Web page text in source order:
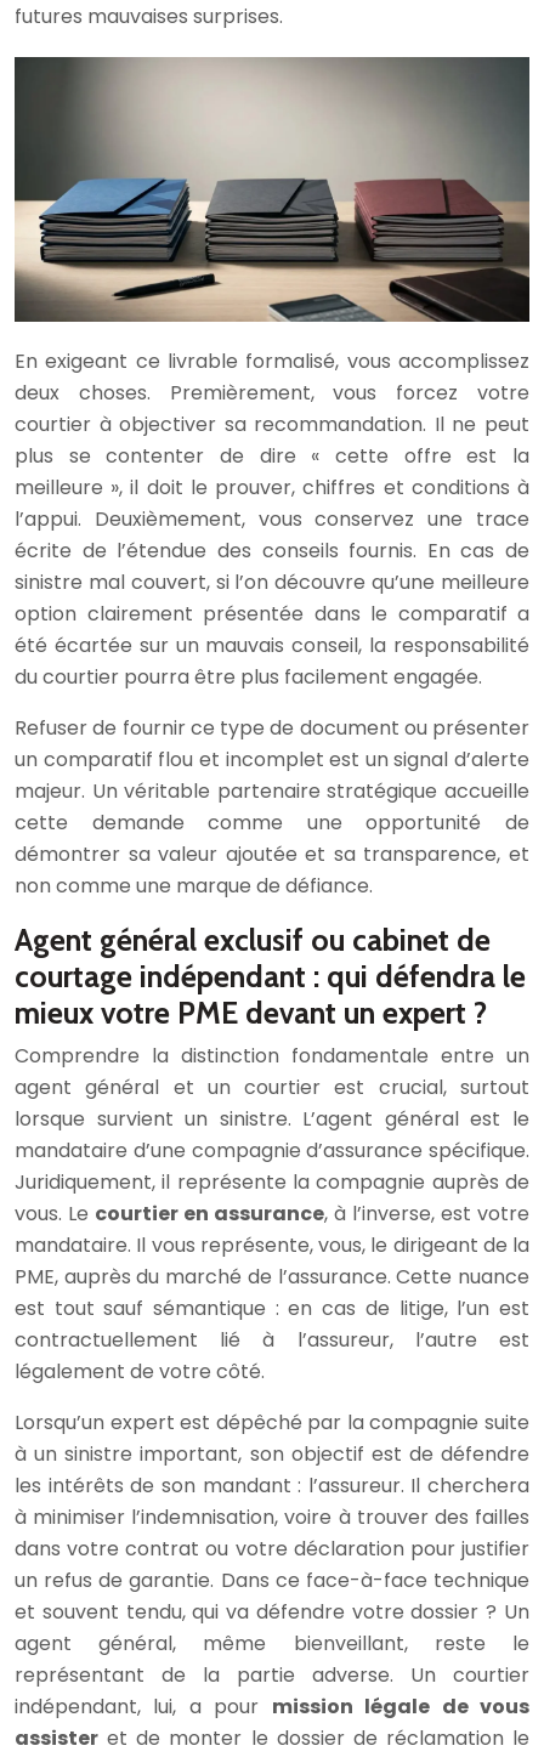
futures mauvaises surprises.
En exigeant ce livrable formalisé, vous accomplissez
deux choses. Premièrement, vous forcez votre
courtier à objectiver sa recommandation. Il ne peut
plus se contenter de dire « cette offre est la
meilleure », il doit le prouver, chiffres et conditions à
l’appui. Deuxièmement, vous conservez une trace
écrite de l’étendue des conseils fournis. En cas de
sinistre mal couvert, si l’on découvre qu’une meilleure
option clairement présentée dans le comparatif a
été écartée sur un mauvais conseil, la responsabilité
du courtier pourra être plus facilement engagée.
Refuser de fournir ce type de document ou présenter
un comparatif flou et incomplet est un signal d’alerte
majeur. Un véritable partenaire stratégique accueille
cette demande comme une opportunité de
démontrer sa valeur ajoutée et sa transparence, et
non comme une marque de défiance.
Agent général exclusif ou cabinet de
courtage indépendant : qui défendra le
mieux votre PME devant un expert ?
Comprendre la distinction fondamentale entre un
agent général et un courtier est crucial, surtout
lorsque survient un sinistre. L’agent général est le
mandataire d’une compagnie d’assurance spécifique.
Juridiquement, il représente la compagnie auprès de
vous. Le courtier en assurance, à l’inverse, est votre
mandataire. Il vous représente, vous, le dirigeant de la
PME, auprès du marché de l’assurance. Cette nuance
est tout sauf sémantique : en cas de litige, l’un est
contractuellement lié à l’assureur, l’autre est
légalement de votre côté.
Lorsqu’un expert est dépêché par la compagnie suite
à un sinistre important, son objectif est de défendre
les intérêts de son mandant : l’assureur. Il cherchera
à minimiser l’indemnisation, voire à trouver des failles
dans votre contrat ou votre déclaration pour justifier
un refus de garantie. Dans ce face-à-face technique
et souvent tendu, qui va défendre votre dossier ? Un
agent général, même bienveillant, reste le
représentant de la partie adverse. Un courtier
indépendant, lui, a pour mission légale de vous
assister et de monter le dossier de réclamation le